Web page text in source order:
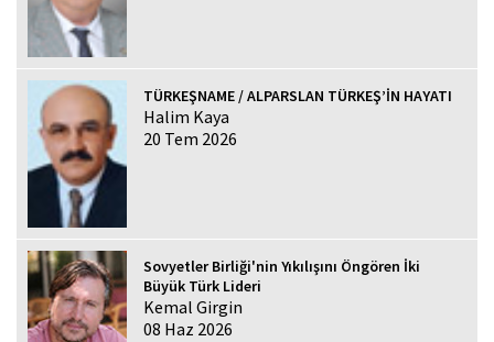
TÜRKEŞNAME / ALPARSLAN TÜRKEŞ’İN HAYATI
Halim Kaya
20 Tem 2026
Sovyetler Birliği'nin Yıkılışını Öngören İki
Büyük Türk Lideri
Kemal Girgin
08 Haz 2026